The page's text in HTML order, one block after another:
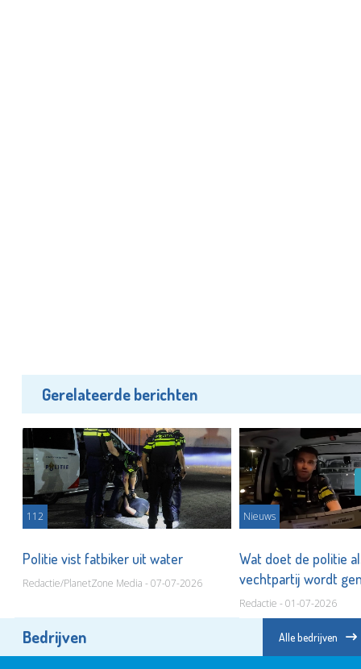
Gerelateerde berichten
112
Politie vist fatbiker uit water
Redactie/PlanetZone Media - 07-07-2026
Nieuws
Wat doet de politie
vechtpartij wordt
Redactie - 01-07-2026
Bedrijven Alle bedrijven